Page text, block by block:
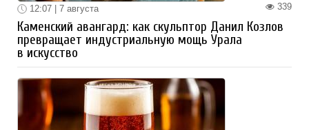
339
12:07 | 7 августа
Каменский авангард: как скульптор Данил Козлов
превращает индустриальную мощь Урала
в искусство